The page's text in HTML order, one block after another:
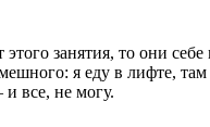
занятия, то они
я еду в лифте,
все, не могу.